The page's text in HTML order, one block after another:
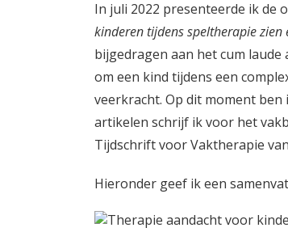
In juli 2022 presenteerde ik de
kinderen tijdens speltherapie zien
bijgedragen aan het cum
om een kind tijdens een
veerkracht. Op dit moment
artikelen schrijf ik voor het
Tijdschrift voor Vaktherapie
Hieronder geef ik een